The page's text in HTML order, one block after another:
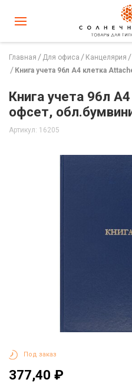
Главная Для офиса Канцелярия
Книга учета 96л А4 клетка
Книга учета 96л
офсет,
Артикул: 16205
Под заказ
377,40 ₽